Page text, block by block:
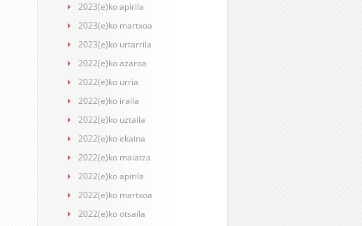
2023(e)ko apirila
2023(e)ko martxoa
2023(e)ko urtarrila
2022(e)ko azaroa
2022(e)ko urria
2022(e)ko iraila
2022(e)ko uztaila
2022(e)ko ekaina
2022(e)ko maiatza
2022(e)ko apirila
2022(e)ko martxoa
2022(e)ko otsaila